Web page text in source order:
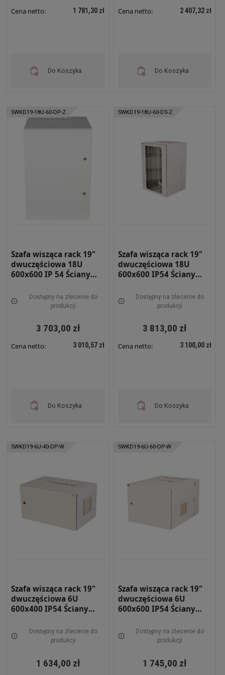
Cena netto: 1 781,30 zł
Do Koszyka
Cena netto: 2 407,32 zł
Do Koszyka
SWKD19-18U-60-DP-Z
Szafa wisząca rack 19"
dwuczęściowa 18U
600x600 IP 54 Ściany
pełne Zewnętrzna RAL
7035 szara SWKD19-18U-
Dostępny na zlecenie do
produkcji
3 703,00 zł
Cena netto: 3 010,57 zł
Do Koszyka
SWKD19-18U-60-DS-Z
Szafa wisząca rack 19"
dwuczęściowa 18U
600x600 IP54 Ściany
szybą Zewnętrzna RAL
7035 szara SWKD19-18U-
Dostępny na zlecenie do
produkcji
3 813,00 zł
Cena netto: 3 100,00 zł
Do Koszyka
SWKD19-6U-40-DP-W
Szafa wisząca rack 19"
dwuczęściowa 6U
600x400 IP54 Ściany
pełne Wewnętrzna RAL
7035 szara SWKD19-6U-
Dostępny na zlecenie do
produkcji
1 634,00 zł
SWKD19-6U-60-DP-W
Szafa wisząca rack 19"
dwuczęściowa 6U
600x600 IP54 Ściany
pełne Wewnętrzna RAL
7035 szara SWKD19-6U-
Dostępny na zlecenie do
produkcji
1 745,00 zł